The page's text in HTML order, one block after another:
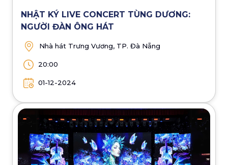
NHẬT KÝ LIVE CONCERT TÙNG DƯƠNG:
NGƯỜI ĐÀN ÔNG HÁT
Nhà hát Trưng Vương, TP. Đà Nẵng
20:00
01-12-2024